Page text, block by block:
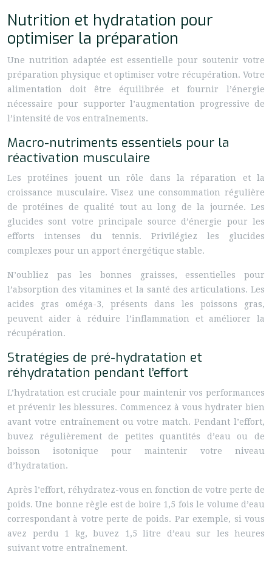
Nutrition et hydratation pour
optimiser la préparation
Une nutrition adaptée est essentielle pour soutenir votre
préparation physique et optimiser votre récupération. Votre
alimentation doit être équilibrée et fournir l’énergie
nécessaire pour supporter l’augmentation progressive de
l’intensité de vos entraînements.
Macro-nutriments essentiels pour la
réactivation musculaire
Les protéines jouent un rôle dans la réparation et la
croissance musculaire. Visez une consommation régulière
de protéines de qualité tout au long de la journée. Les
glucides sont votre principale source d’énergie pour les
efforts intenses du tennis. Privilégiez les glucides
complexes pour un apport énergétique stable.
N’oubliez pas les bonnes graisses, essentielles pour
l’absorption des vitamines et la santé des articulations. Les
acides gras oméga-3, présents dans les poissons gras,
peuvent aider à réduire l’inflammation et améliorer la
récupération.
Stratégies de pré-hydratation et
réhydratation pendant l’effort
L’hydratation est cruciale pour maintenir vos performances
et prévenir les blessures. Commencez à vous hydrater bien
avant votre entraînement ou votre match. Pendant l’effort,
buvez régulièrement de petites quantités d’eau ou de
boisson isotonique pour maintenir votre niveau
d’hydratation.
Après l’effort, réhydratez-vous en fonction de votre perte de
poids. Une bonne règle est de boire 1,5 fois le volume d’eau
correspondant à votre perte de poids. Par exemple, si vous
avez perdu 1 kg, buvez 1,5 litre d’eau sur les heures
suivant votre entraînement.